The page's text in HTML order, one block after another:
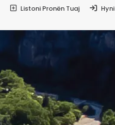
Listoni Pronën Tuaj Hyni